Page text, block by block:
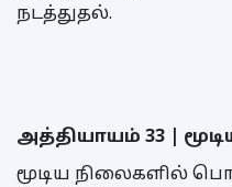
நடத்துதல்.
அத்தியாயம் 33 |
மூடிய நிலைகளில்